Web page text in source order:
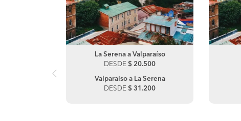
La Serena a Valparaíso
DESDE $ 20.500
Valparaíso a La Serena
DESDE $ 31.200